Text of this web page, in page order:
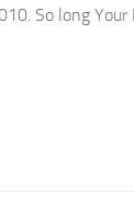
So long